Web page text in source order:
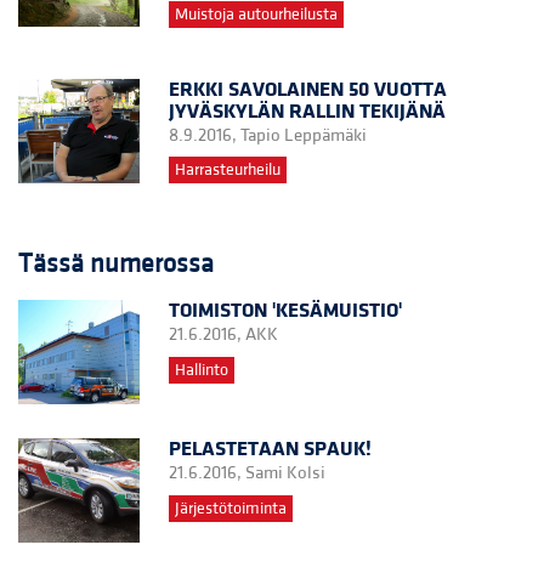
Muistoja autourheilusta
ERKKI SAVOLAINEN 50 VUOTTA
JYVÄSKYLÄN RALLIN TEKIJÄNÄ
8.9.2016, Tapio Leppämäki
Harrasteurheilu
Tässä numerossa
TOIMISTON 'KESÄMUISTIO'
21.6.2016, AKK
Hallinto
PELASTETAAN SPAUK!
21.6.2016, Sami Kolsi
Järjestötoiminta